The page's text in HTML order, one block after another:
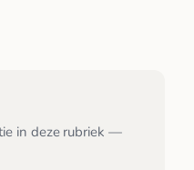
in deze rubriek —